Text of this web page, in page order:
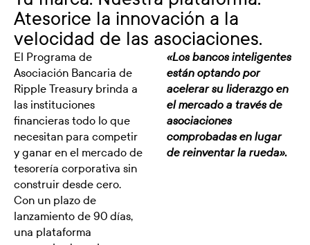
Atesorice la innovación a la
velocidad de las asociaciones.
El Programa de
Asociación Bancaria de
Ripple Treasury brinda a
las instituciones
financieras todo lo que
necesitan para competir
y ganar en el mercado de
tesorería corporativa sin
construir desde cero.
Con un plazo de
lanzamiento de 90 días,
una plataforma
«Los bancos inteligentes
están optando por
acelerar su liderazgo en
el mercado a través de
asociaciones
comprobadas en lugar
de reinventar la rueda».